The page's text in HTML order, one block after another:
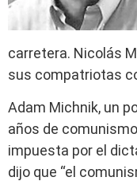
carretera. Nicolás
sus compatriotas
Adam Michnik, un
años de
impuesta por el
dijo que “el